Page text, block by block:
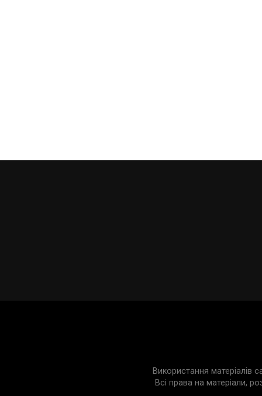
Використання матеріалів
Всі права на матеріали,